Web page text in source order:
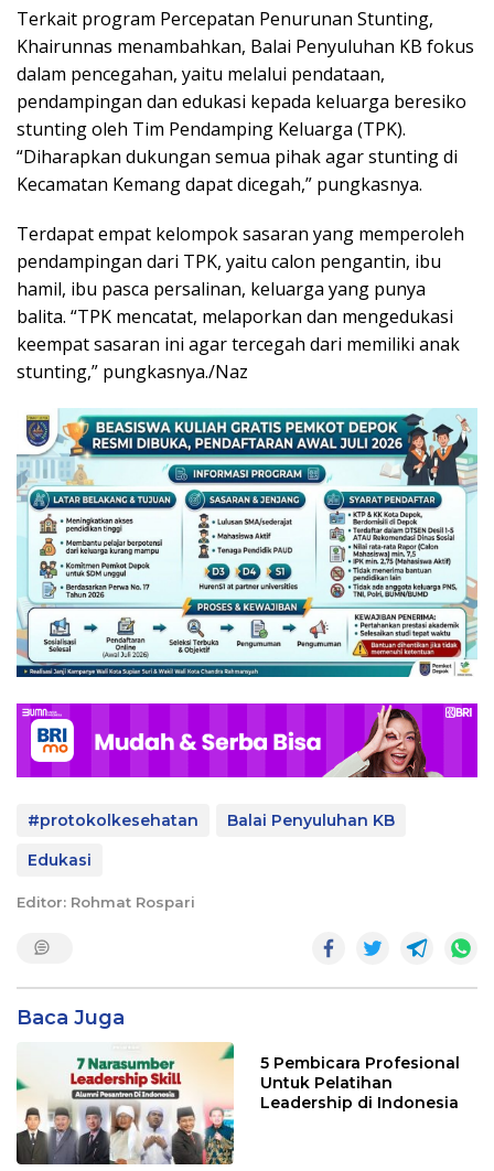
Terkait program Percepatan Penurunan Stunting,
Khairunnas menambahkan, Balai Penyuluhan KB fokus
dalam pencegahan, yaitu melalui pendataan,
pendampingan dan edukasi kepada keluarga beresiko
stunting oleh Tim Pendamping Keluarga (TPK).
“Diharapkan dukungan semua pihak agar stunting di
Kecamatan Kemang dapat dicegah,” pungkasnya.
Terdapat empat kelompok sasaran yang memperoleh
pendampingan dari TPK, yaitu calon pengantin, ibu
hamil, ibu pasca persalinan, keluarga yang punya
balita. “TPK mencatat, melaporkan dan mengedukasi
keempat sasaran ini agar tercegah dari memiliki anak
stunting,” pungkasnya./Naz
#protokolkesehatan
Balai Penyuluhan KB
Edukasi
Editor: Rohmat Rospari
Baca Juga
5 Pembicara Profesional
Untuk Pelatihan
Leadership di Indonesia